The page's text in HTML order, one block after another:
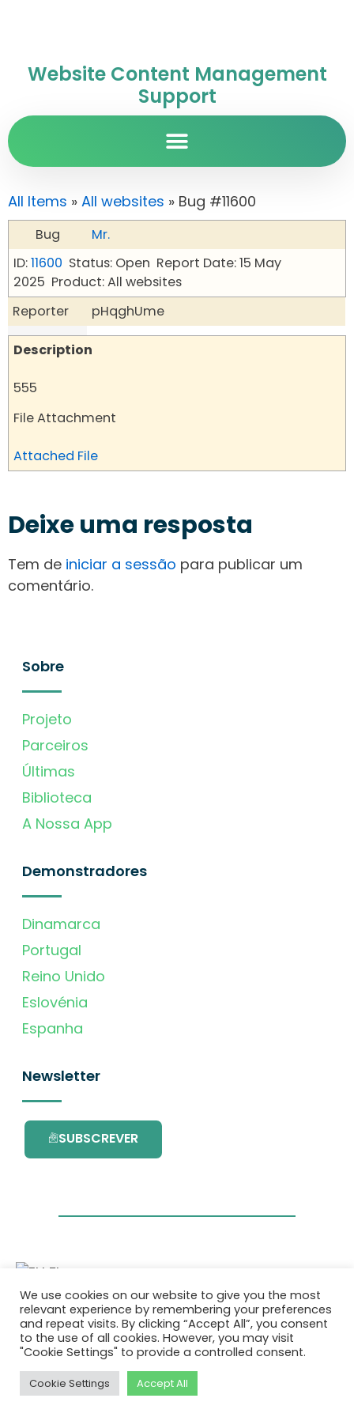
Website Content Management
Support
All Items » All websites » Bug #11600
Bug
Mr.
ID:11600 Status: Open Report Date: 15 May
2025 Product: All websites
Reporter
pHqghUme
Description
555
File Attachment
Attached File
Deixe uma resposta
Tem de iniciar a sessão para publicar um
comentário.
Sobre
Projeto
Parceiros
Últimas
Biblioteca
A Nossa App
Demonstradores
Dinamarca
Portugal
Reino Unido
Eslovénia
Espanha
Newsletter
SUBSCREVER
Este projecto é financiado pelo Programa de
Investigação e Inovação da União Europeia
Horizonte 2020 com o contrato Nº. 101036418.
Política de Privacidade
© 2026 AURORA
We use cookies on our website to give you the most
relevant experience by remembering your preferences
and repeat visits. By clicking “Accept All”, you consent
to the use of all cookies. However, you may visit
"Cookie Settings" to provide a controlled consent.
Cookie Settings Accept All